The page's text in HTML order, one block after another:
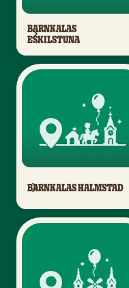
BARNKALAS
ESKILSTUNA
BARNKALAS HALMSTAD